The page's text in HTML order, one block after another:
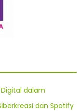
dalam
dan Spotify